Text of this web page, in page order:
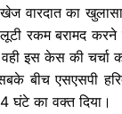
वारदात का
रकम बरामद
इस केस की चर्चा
बीच एसएसपी
घंटे का वक्त दिया।